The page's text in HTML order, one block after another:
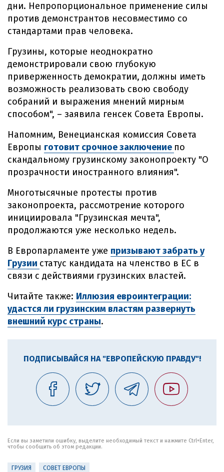
дни. Непропорциональное применение силы
против демонстрантов несовместимо со
стандартами прав человека.
Грузины, которые неоднократно
демонстрировали свою глубокую
приверженность демократии, должны иметь
возможность реализовать свою свободу
собраний и выражения мнений мирным
способом", – заявила генсек Совета Европы.
Напомним, Венецианская комиссия Совета
Европы готовит срочное заключение по
скандальному грузинскому законопроекту "О
прозрачности иностранного влияния".
Многотысячные протесты против
законопроекта, рассмотрение которого
инициировала "Грузинская мечта",
продолжаются уже несколько недель.
В Европарламенте уже призывают забрать у
Грузии статус кандидата на членство в ЕС в
связи с действиями грузинских властей.
Читайте также: Иллюзия евроинтеграции:
удастся ли грузинским властям развернуть
внешний курс страны.
ПОДПИСЫВАЙСЯ НА "ЕВРОПЕЙСКУЮ ПРАВДУ"!
Если вы заметили ошибку, выделите необходимый текст и нажмите Ctrl+Enter,
чтобы сообщить об этом редакции.
ГРУЗИЯ СОВЕТ ЕВРОПЫ